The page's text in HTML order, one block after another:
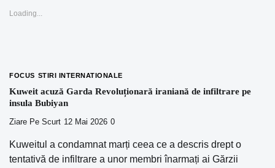
Loading...
FOCUS STIRI INTERNATIONALE
Kuweit acuză Garda Revoluționară iraniană de infiltrare pe
insula Bubiyan
Ziare Pe Scurt 12 Mai 2026 0
Kuweitul a condamnat marți ceea ce a descris drept o
tentativă de infiltrare a unor membri înarmați ai Gărzii